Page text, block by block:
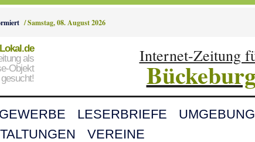
/Samstag, 08. August 2026
als
Objekt
Internet-Zeitung
GEWERBE LESERBRIEFE UMGEBUNG
VEREINE